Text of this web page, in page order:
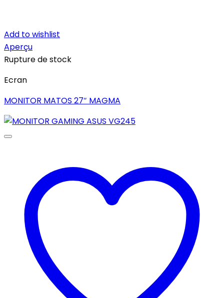
Add to wishlist
Aperçu
Rupture de stock
Ecran
MONITOR MATOS 27″ MAGMA